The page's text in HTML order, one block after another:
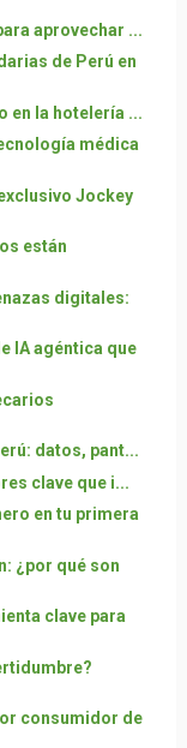
aprovechar ...
de Perú en
en la hotelería ...
médica
Jockey
están
digitales:
IA agéntica que
datos, pant...
clave que i...
en tu primera
¿por qué son
clave para
consumidor de